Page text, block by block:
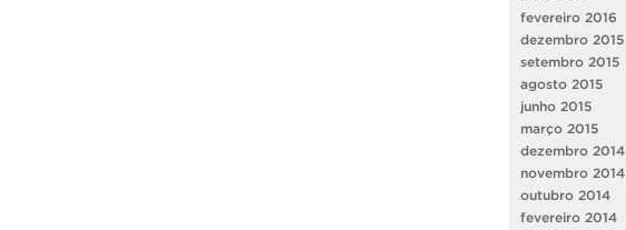
fevereiro 2016
dezembro 2015
setembro 2015
agosto 2015
junho 2015
março 2015
dezembro 2014
novembro 2014
outubro 2014
fevereiro 2014